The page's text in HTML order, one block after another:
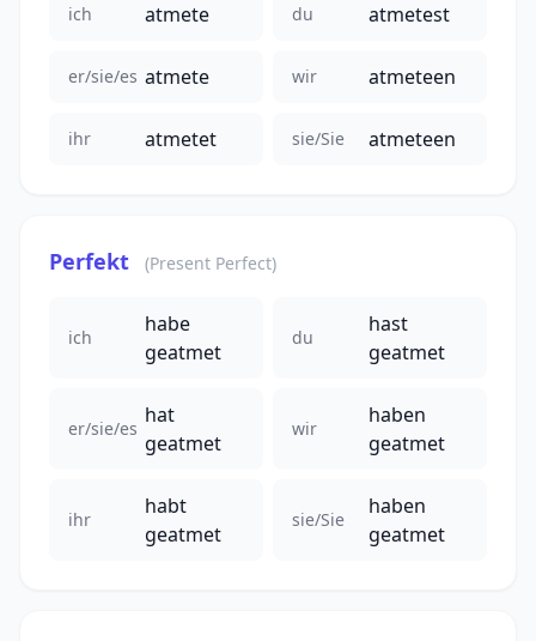
ich atmete du atmetest
er/sie/es atmete wir atmeteen
ihr atmetet sie/Sie atmeteen
Perfekt (Present Perfect)
ich
habe
geatmet
du
hast
geatmet
er/sie/es
hat
geatmet
wir
haben
geatmet
ihr
habt
geatmet
sie/Sie
haben
geatmet